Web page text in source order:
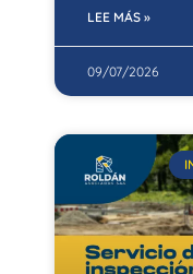
LEE MÁS »
09/07/2026